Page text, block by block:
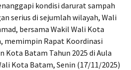
kondisi darurat sampah
serius di sejumlah wilayah, Wali
bersama Wakil Wali Kota
memimpin Rapat Koordinasi
Kota Batam Tahun 2025 di Aula
Kota Batam, Senin (17/11/2025)